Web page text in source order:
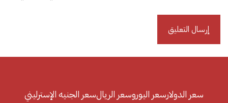
سعر الدولارسعر اليوروسعر الريالسعر الجنيه الإسترليني